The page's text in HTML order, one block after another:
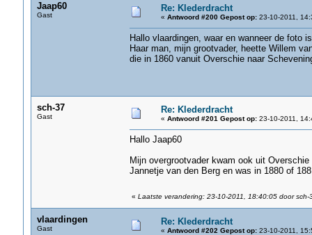
Jaap60
Gast
Re: Klederdracht
« Antwoord #200 Gepost op:23-10-2011,
Hallo vlaardingen, waar en wanneer de foto
Haar man, mijn grootvader, heette Willem
die in 1860 vanuit Overschie naar
sch-37
Gast
Re: Klederdracht
« Antwoord #201 Gepost op:23-10-2011,
Hallo Jaap60
Mijn overgrootvader kwam ook uit
Jannetje van den Berg en was in 1880 of
« Laatste verandering: 23-10-2011, 18:40:05 door sch-
vlaardingen
Gast
Re: Klederdracht
« Antwoord #202 Gepost op:23-10-2011,